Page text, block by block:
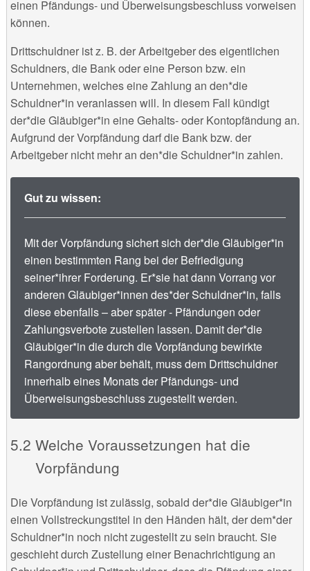
einen Pfändungs- und Überweisungsbeschluss vorweisen
können.
Drittschuldner ist z. B. der Arbeitgeber des eigentlichen
Schuldners, die Bank oder eine Person bzw. ein
Unternehmen, welches eine Zahlung an den*die
Schuldner*in veranlassen will. In diesem Fall kündigt
der*die Gläubiger*in eine Gehalts- oder Kontopfändung an.
Aufgrund der Vorpfändung darf die Bank bzw. der
Arbeitgeber nicht mehr an den*die Schuldner*in zahlen.
Gut zu wissen:
Mit der Vorpfändung sichert sich der*die Gläubiger*in
einen bestimmten Rang bei der Befriedigung
seiner*ihrer Forderung. Er*sie hat dann Vorrang vor
anderen Gläubiger*innen des*der Schuldner*in, falls
diese ebenfalls – aber später - Pfändungen oder
Zahlungsverbote zustellen lassen. Damit der*die
Gläubiger*in die durch die Vorpfändung bewirkte
Rangordnung aber behält, muss dem Drittschuldner
innerhalb eines Monats der Pfändungs- und
Überweisungsbeschluss zugestellt werden.
Welche Voraussetzungen hat die
Vorpfändung
Die Vorpfändung ist zulässig, sobald der*die Gläubiger*in
einen Vollstreckungstitel in den Händen hält, der dem*der
Schuldner*in noch nicht zugestellt zu sein braucht. Sie
geschieht durch Zustellung einer Benachrichtigung an